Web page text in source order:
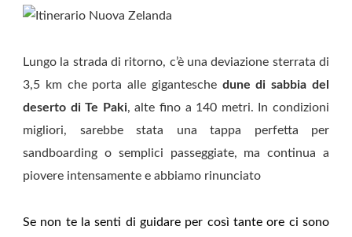
Lungo la strada di ritorno, c’è una deviazione sterrata di
3,5 km che porta alle gigantesche dune di sabbia del
deserto di Te Paki, alte fino a 140 metri. In condizioni
migliori, sarebbe stata una tappa perfetta per
sandboarding o semplici passeggiate, ma continua a
piovere intensamente e abbiamo rinunciato
Se non te la senti di guidare per così tante ore ci sono